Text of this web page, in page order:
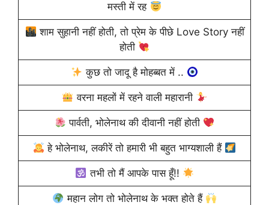
मस्ती में रह
शाम सुहानी नहीं होती, तो प्रेम के पीछे Love Story नहीं
होती
कुछ तो जादू है मोहब्बत में ..
वरना महलों में रहने वाली महारानी
पार्वती, भोलेनाथ की दीवानी नहीं होती
हे भोलेनाथ, लकीरें तो हमारी भी बहुत भाग्यशाली हैं
तभी तो मैं आपके पास हूँ!!
महान लोग तो भोलेनाथ के भक्त होते हैं